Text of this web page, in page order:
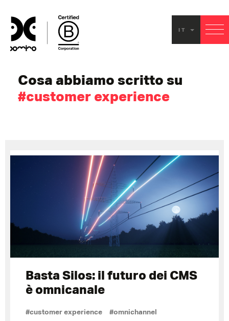
IT
Cosa abbiamo scritto su
#customer experience
Basta Silos: il futuro dei CMS
è omnicanale
#customer experience #omnichannel